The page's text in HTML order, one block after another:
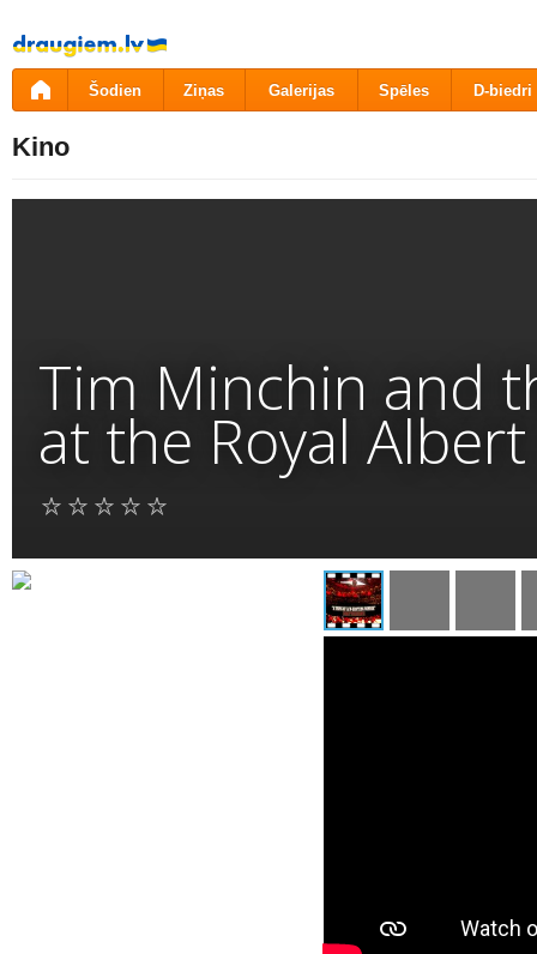
Pāriet
uz
saturu
Šodien Ziņas Galerijas Spēles D-biedri
Kino
Tim Minchin and
at the Royal